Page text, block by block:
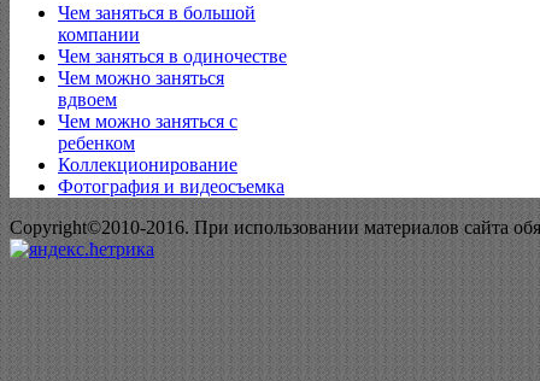
Чем заняться в большой
компании
Чем заняться в одиночестве
Чем можно заняться
вдвоем
Чем можно заняться с
ребенком
Коллекционирование
Фотография и видеосъемка
Copyright©2010-2016. При использовании материалов сайта